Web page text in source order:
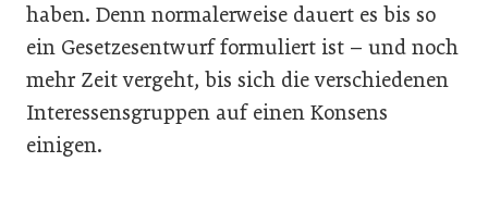
haben. Denn normalerweise dauert es bis so
ein Gesetzesentwurf formuliert ist – und noch
mehr Zeit vergeht, bis sich die verschiedenen
Interessensgruppen auf einen Konsens
einigen.